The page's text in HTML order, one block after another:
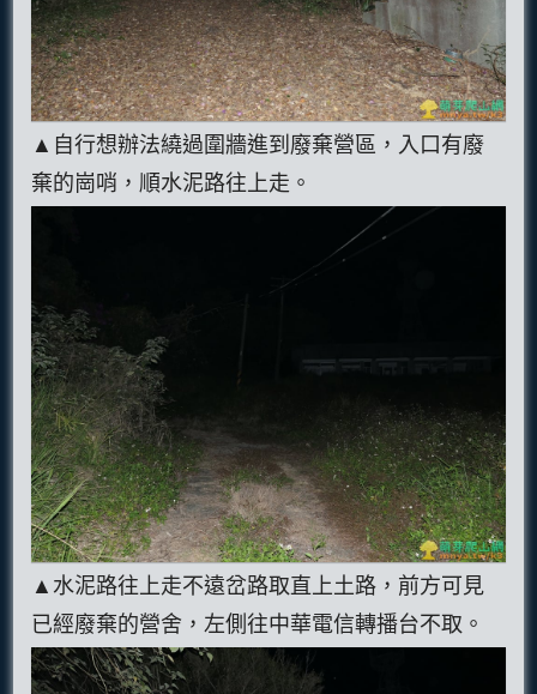
▲自行想辦法繞過圍牆進到廢棄營區，入口有廢
棄的崗哨，順水泥路往上走。
▲水泥路往上走不遠岔路取直上土路，前方可見
已經廢棄的營舍，左側往中華電信轉播台不取。